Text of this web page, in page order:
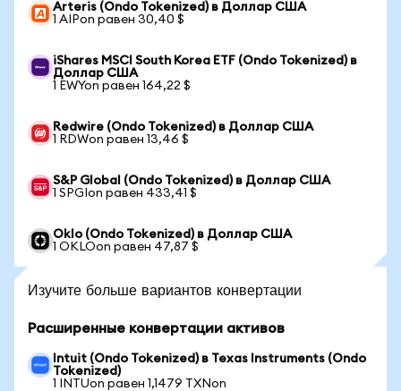
Arteris (Ondo Tokenized) в Доллар США
1 AIPon равен 30,40 $
iShares MSCI South Korea ETF (Ondo Tokenized) в
Доллар США
1 EWYon равен 164,22 $
Redwire (Ondo Tokenized) в Доллар США
1 RDWon равен 13,46 $
S&P Global (Ondo Tokenized) в Доллар США
1 SPGIon равен 433,41 $
Oklo (Ondo Tokenized) в Доллар США
1 OKLOon равен 47,87 $
Изучите больше вариантов конвертации
Расширенные конвертации активов
Intuit (Ondo Tokenized) в Texas Instruments (Ondo
Tokenized)
1 INTUon равен 1,1479 TXNon